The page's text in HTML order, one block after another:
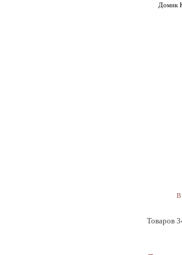
Домик
В
Товаров